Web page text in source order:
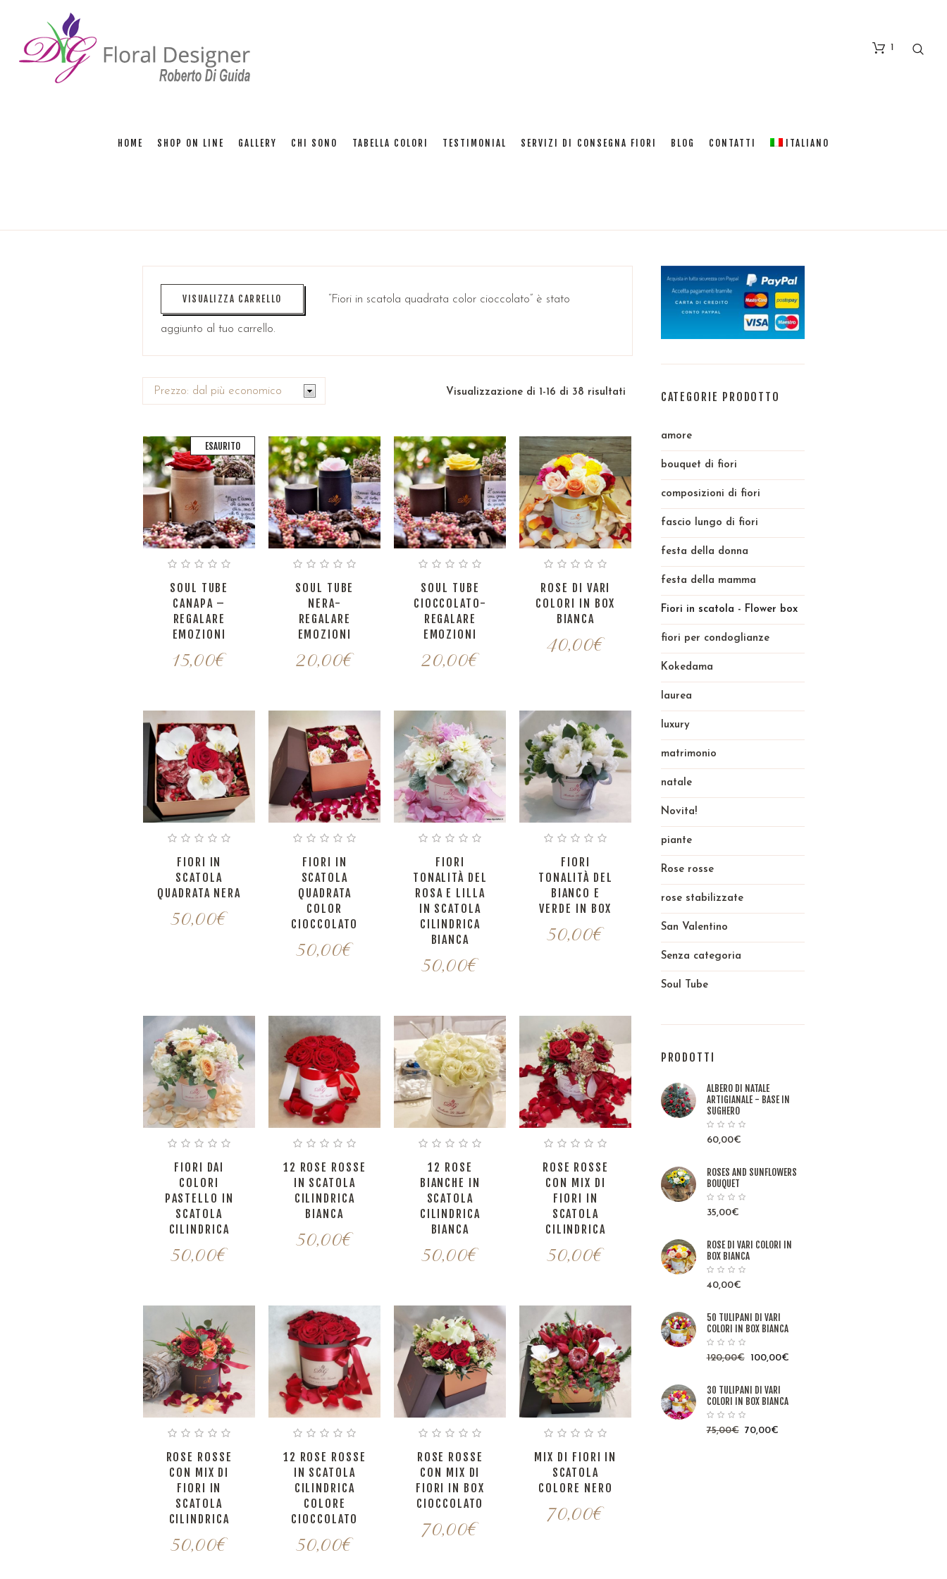
1
HOME SHOP ON LINE GALLERY CHI SONO TABELLA COLORI TESTIMONIAL SERVIZI DI CONSEGNA FIORI BLOG CONTATTI ITALIANO
Fiori in scatola - Flower box
VISUALIZZA CARRELLO “Fiori in scatola quadrata color cioccolato” è stato
aggiunto al tuo carrello.
Visualizzazione di 1-16 di 38 risultati
ESAURITO
SOUL TUBE
CANAPA –
REGALARE
EMOZIONI
15,00€
SOUL TUBE
NERA-
REGALARE
EMOZIONI
20,00€
SOUL TUBE
CIOCCOLATO-
REGALARE
EMOZIONI
20,00€
ROSE DI VARI
COLORI IN BOX
BIANCA
40,00€
FIORI IN
SCATOLA
QUADRATA NERA
50,00€
FIORI IN
SCATOLA
QUADRATA
COLOR
CIOCCOLATO
50,00€
FIORI
TONALITÀ DEL
ROSA E LILLA
IN SCATOLA
CILINDRICA
BIANCA
50,00€
FIORI
TONALITÀ DEL
BIANCO E
VERDE IN BOX
50,00€
FIORI DAI
COLORI
PASTELLO IN
SCATOLA
CILINDRICA
50,00€
12 ROSE ROSSE
IN SCATOLA
CILINDRICA
BIANCA
50,00€
12 ROSE
BIANCHE IN
SCATOLA
CILINDRICA
BIANCA
50,00€
ROSE ROSSE
CON MIX DI
FIORI IN
SCATOLA
CILINDRICA
50,00€
ROSE ROSSE
CON MIX DI
FIORI IN
SCATOLA
CILINDRICA
50,00€
12 ROSE ROSSE
IN SCATOLA
CILINDRICA
COLORE
CIOCCOLATO
50,00€
ROSE ROSSE
CON MIX DI
FIORI IN BOX
CIOCCOLATO
70,00€
MIX DI FIORI IN
SCATOLA
COLORE NERO
70,00€
CATEGORIE PRODOTTO
amore
bouquet di fiori
composizioni di fiori
fascio lungo di fiori
festa della donna
festa della mamma
Fiori in scatola - Flower box
fiori per condoglianze
Kokedama
laurea
luxury
matrimonio
natale
Novita!
piante
Rose rosse
rose stabilizzate
San Valentino
Senza categoria
Soul Tube
PRODOTTI
ALBERO DI NATALE
ARTIGIANALE - BASE IN
SUGHERO
60,00€
ROSES AND SUNFLOWERS
BOUQUET
35,00€
ROSE DI VARI COLORI IN
BOX BIANCA
40,00€
50 TULIPANI DI VARI
COLORI IN BOX BIANCA
120,00€ 100,00€
30 TULIPANI DI VARI
COLORI IN BOX BIANCA
75,00€ 70,00€